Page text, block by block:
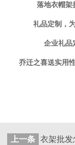
落地衣帽架
礼品定制，
企业礼品
乔迁之喜送实用
上一条